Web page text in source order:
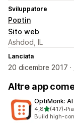
Sviluppatore
Poptin
Sito web
Ashdod, IL
Lanciata
20 dicembre 2017 ·
Altre app
OptiMonk:
4,8stelle su 5
(417)
417 •
Build high-